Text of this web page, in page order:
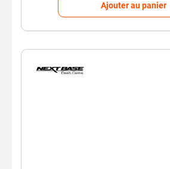
Ajouter au panier